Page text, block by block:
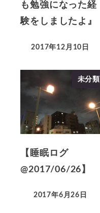
も勉強になった経
験をしましたよ』
2017年12月10日
未分類
【睡眠ログ
@2017/06/26】
2017年6月26日